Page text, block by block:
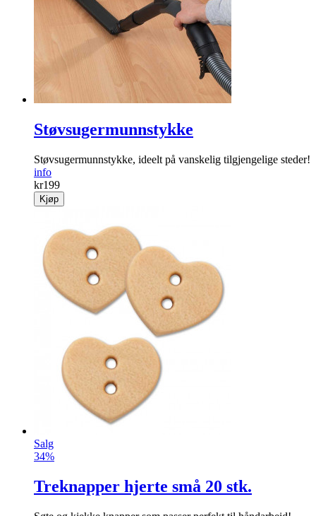
Støvsugermunnstykke
Støvsugermunnstykke, ideelt på vanskelig tilgjengelige steder!
info
kr199
Kjøp
Salg
34%
Treknapper hjerte små 20 stk.